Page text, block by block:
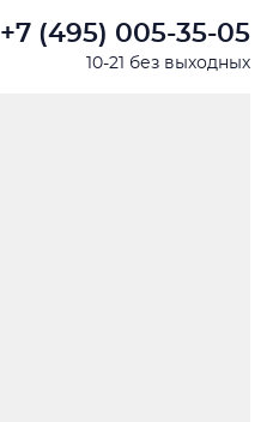
+7 (495) 005-35-05
10-21 без выходных